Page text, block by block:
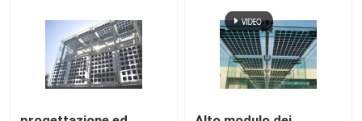
Solar moduli fotovoltaici
Pannelli solari di alto potere